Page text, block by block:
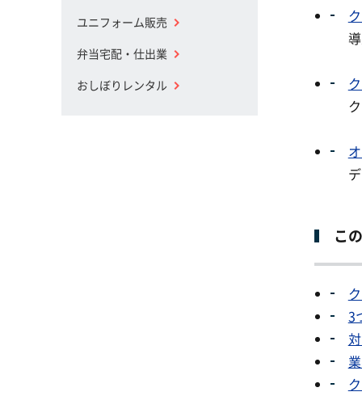
こ
3
ユニフォーム販売
弁当宅配・仕出業
おしぼりレンタル